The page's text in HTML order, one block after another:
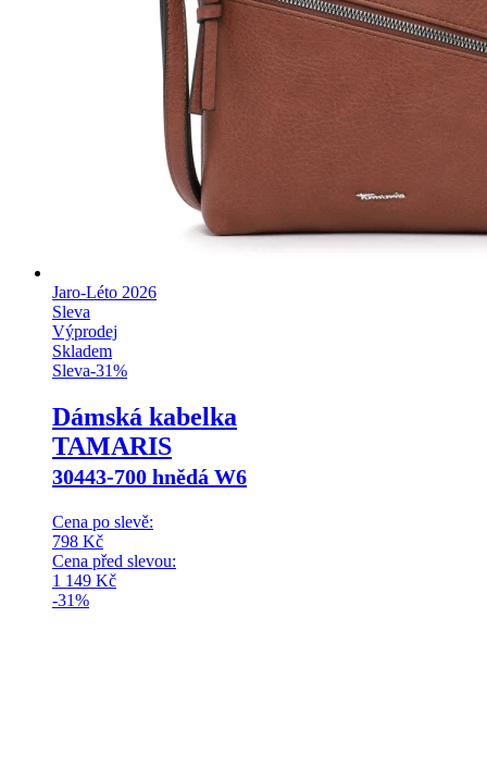
Jaro-Léto 2026
Sleva
Výprodej
Skladem
Sleva-31%
Dámská kabelka
TAMARIS
30443-700 hnědá W6
Cena po slevě:
798 Kč
Cena před slevou:
1 149 Kč
-31%